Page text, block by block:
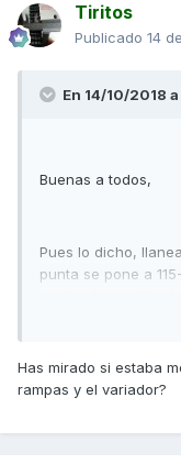
Tiritos
Publicado 14
En 14/10/2018 a
Buenas a todos,
Pues lo dicho,
punta se pone a
filtro de aire y
moto se me viene
kmph.
Has mirado si estaba
rampas y el variador?